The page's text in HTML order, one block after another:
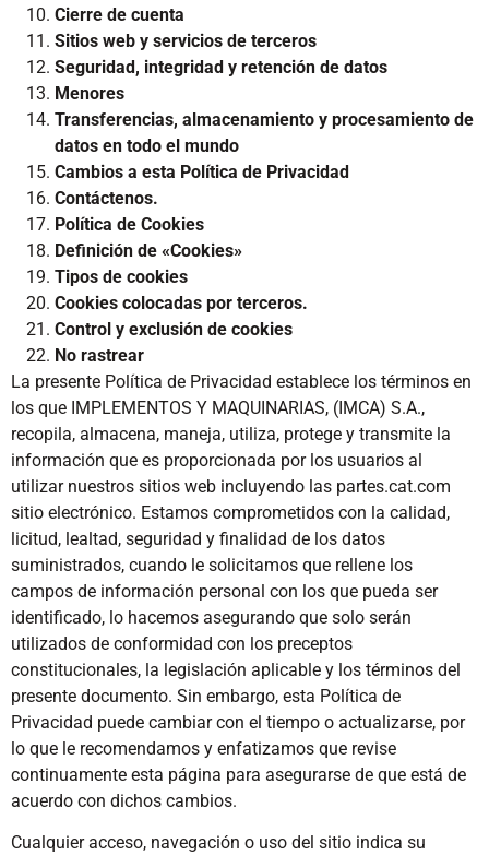
Cierre de cuenta
Sitios web y servicios de terceros
Seguridad, integridad y retención de datos
Menores
Transferencias, almacenamiento y procesamiento de
datos en todo el mundo
Cambios a esta Política de Privacidad
Contáctenos.
Política de Cookies
Definición de «Cookies»
Tipos de cookies
Cookies colocadas por terceros.
Control y exclusión de cookies
No rastrear
La presente Política de Privacidad establece los términos en
los que IMPLEMENTOS Y MAQUINARIAS, (IMCA) S.A.,
recopila, almacena, maneja, utiliza, protege y transmite la
información que es proporcionada por los usuarios al
utilizar nuestros sitios web incluyendo las partes.cat.com
sitio electrónico. Estamos comprometidos con la calidad,
licitud, lealtad, seguridad y finalidad de los datos
suministrados, cuando le solicitamos que rellene los
campos de información personal con los que pueda ser
identificado, lo hacemos asegurando que solo serán
utilizados de conformidad con los preceptos
constitucionales, la legislación aplicable y los términos del
presente documento. Sin embargo, esta Política de
Privacidad puede cambiar con el tiempo o actualizarse, por
lo que le recomendamos y enfatizamos que revise
continuamente esta página para asegurarse de que está de
acuerdo con dichos cambios.
Cualquier acceso, navegación o uso del sitio indica su